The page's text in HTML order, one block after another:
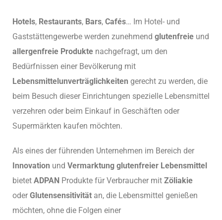
Hotels, Restaurants, Bars, Cafés… Im Hotel- und
Gaststättengewerbe werden zunehmend glutenfreie und
allergenfreie Produkte nachgefragt, um den
Bedürfnissen einer Bevölkerung mit
Lebensmittelunverträglichkeiten gerecht zu werden, die
beim Besuch dieser Einrichtungen spezielle Lebensmittel
verzehren oder beim Einkauf in Geschäften oder
Supermärkten kaufen möchten.
Als eines der führenden Unternehmen im Bereich der
Innovation und Vermarktung glutenfreier Lebensmittel
bietet ADPAN Produkte für Verbraucher mit Zöliakie
oder Glutensensitivität an, die Lebensmittel genießen
möchten, ohne die Folgen einer